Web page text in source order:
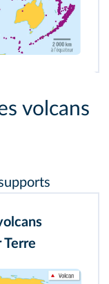
volcans
Terre